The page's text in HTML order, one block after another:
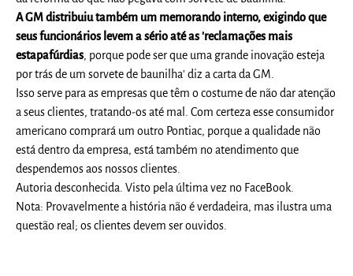
A GM distribuiu também um memorando interno, exigindo que
seus funcionários levem a sério até as 'reclamações mais
estapafúrdias, porque pode ser que uma grande inovação esteja
por trás de um sorvete de baunilha' diz a carta da GM.
Isso serve para as empresas que têm o costume de não dar atenção
a seus clientes, tratando-os até mal. Com certeza esse consumidor
americano comprará um outro Pontiac, porque a qualidade não
está dentro da empresa, está também no atendimento que
despendemos aos nossos clientes.
Autoria desconhecida. Visto pela última vez no FaceBook.
Nota: Provavelmente a história não é verdadeira, mas ilustra uma
questão real; os clientes devem ser ouvidos.